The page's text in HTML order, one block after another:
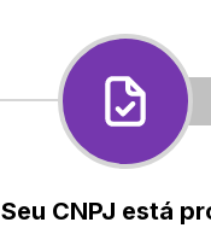
Seu CNPJ está